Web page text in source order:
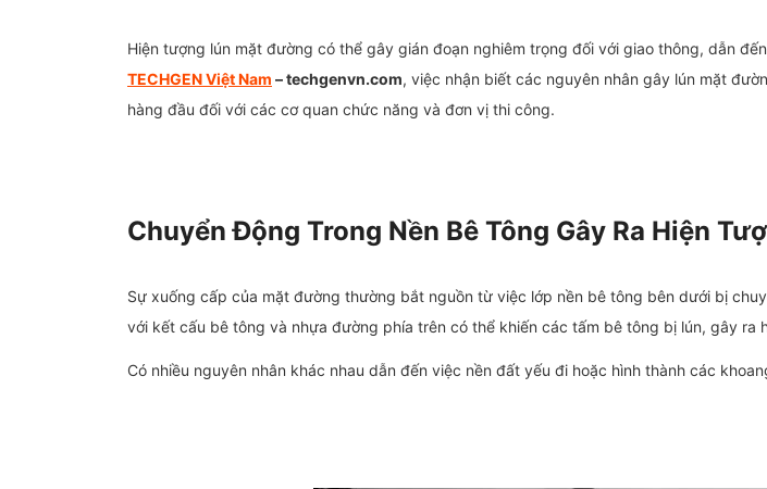
Hiện tượng lún mặt đường có thể gây gián đoạn nghiêm trọng đối với giao thông, dẫn
TECHGEN Việt Nam – techgenvn.com, việc nhận biết các nguyên nhân gây lún mặt
hàng đầu đối với các cơ quan chức năng và đơn vị thi công.
Chuyển Động Trong Nền Bê Tông Gây Ra Hiện
Sự xuống cấp của mặt đường thường bắt nguồn từ việc lớp nền bê tông bên dưới bị
với kết cấu bê tông và nhựa đường phía trên có thể khiến các tấm bê tông bị lún, gây
Có nhiều nguyên nhân khác nhau dẫn đến việc nền đất yếu đi hoặc hình thành các